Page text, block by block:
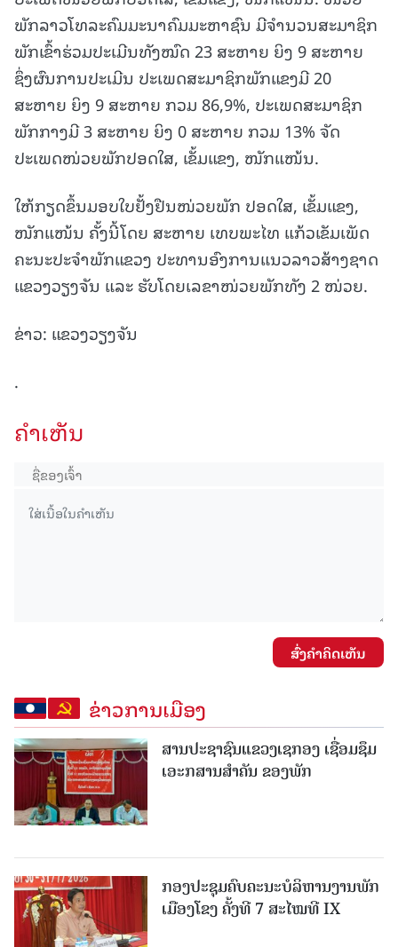
ພັກລາວໂທລະຄົມມະນາຄົມມະຫາຊົນ ມີຈໍານວນສະມາຊິກ
ພັກເຂົ້າຮ່ວມປະເມີນທັງໝົດ 23 ສະຫາຍ ຍິງ 9 ສະຫາຍ
ຊຶ່ງຜົນການປະເມີນ ປະເພດສະມາຊິກພັກແຂງມີ 20
ສະຫາຍ ຍິງ 9 ສະຫາຍ ກວມ 86,9%, ປະເພດສະມາຊິກ
ພັກກາງມີ 3 ສະຫາຍ ຍິງ 0 ສະຫາຍ ກວມ 13% ຈັດ
ປະເພດໜ່ວຍພັກປອດໃສ, ເຂັ້ມແຂງ, ໜັກແໜ້ນ.
ໃຫ້ກຽດຂຶ້ນມອບໃບຢັ້ງຢືນໜ່ວຍພັກ ປອດໃສ, ເຂັ້ມແຂງ,
ໜັກແໜ້ນ ຄັ້ງນີ້ໂດຍ ສະຫາຍ ເທບພະໄທ ແກ້ວເຂັມເພັດ
ຄະນະປະຈຳພັກແຂວງ ປະທານອົງການແນວລາວສ້າງຊາດ
ແຂວງວຽງຈັນ ແລະ ຮັບໂດຍເລຂາໜ່ວຍພັກທັງ 2 ໜ່ວຍ.
ຂ່າວ: ແຂວງວຽງຈັນ
.
ຄໍາເຫັນ
ສົ່ງຄໍາຄິດເຫັນ
ຂ່າວການເມືອງ
ສານປະຊາຊົນແຂວງເຊກອງ ເຊື່ອມຊຶມ
ເອະກສານສໍາຄັນ ຂອງພັກ
ກອງປະຊຸມຄົບຄະນະບໍລິຫານງານພັກ
ເມືອງໂຂງ ຄັ້ງທີ 7 ສະໄໝທີ IX